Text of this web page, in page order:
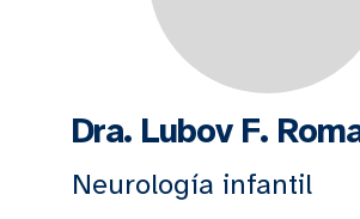
Dra. Lubov F.
Neurología infantil